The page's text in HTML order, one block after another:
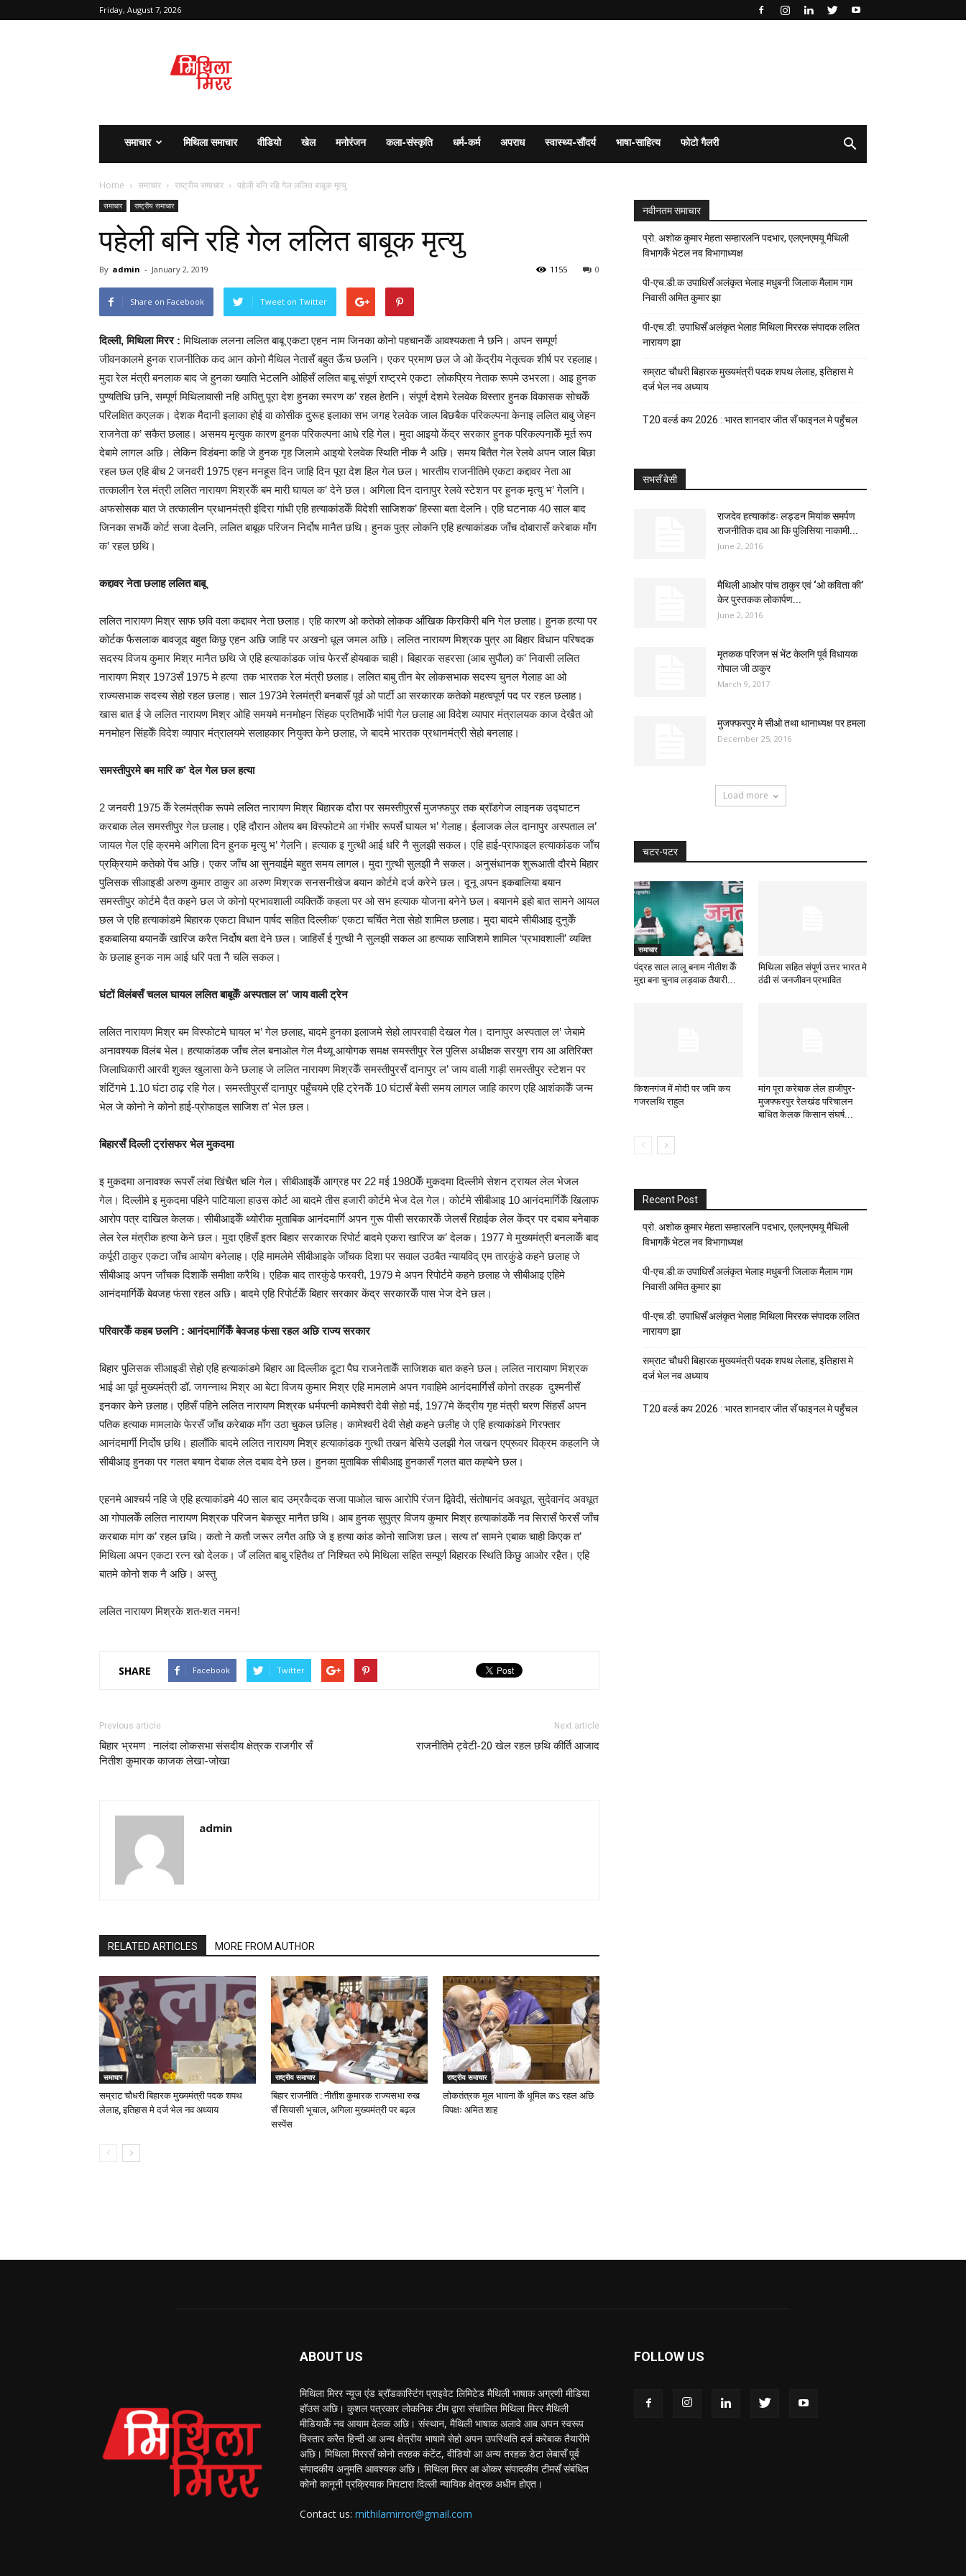
Friday, August 7, 2026
समाचार मिथिला समाचार वीडियो खेल मनोरंजन कला-संस्कृति धर्म-कर्म अपराध स्वास्थ्य-सौंदर्य भाषा-साहित्य फोटो गैलरी
Home समाचार राष्ट्रीय समाचार पहेली बनि रहि गेल ललित बाबूक मृत्यु
समाचार राष्ट्रीय समाचार
पहेली बनि रहि गेल ललित बाबूक मृत्यु
By admin - January 2, 2019 0
1155
Share on Facebook Tweet on Twitter
दिल्ली, मिथिला मिरर : मिथिलाक ललना ललित बाबू एकटा एहन नाम जिनका कोनो पहचानकेँ आवश्यकता नै छनि। अपन सम्पूर्ण
जीवनकालमे हुनक राजनीतिक कद आन कोनो मैथिल नेतासँ बहुत ऊँच छलनि। एकर प्रमाण छल जे ओ केंद्रीय नेतृत्वक शीर्ष पर रहलाह।
मुदा रेल मंत्री बनलाक बाद जे हुनका ख्याति भेटलनि ओहिसँ ललित बाबू संपूर्ण राष्ट्रमे एकटा लोकप्रिय नेताक रूपमे उभरला। आइ हुनक
पुण्यतिथि छनि, सम्पूर्ण मिथिलावासी नहि अपितु पूरा देश हुनका स्मरण क’ रहल हेतनि। संपूर्ण देशमे रेलवेक विस्तार हुनक विकासक सोचकेँ
परिलक्षित कएलक। देशक मैदानी इलाका होई वा कोसीक दुरूह इलाका सभ जगह रेलवेक जाल बिछबैक परिकल्पना केनाइ ललित बाबु जेहन
राजनेता क’ सकैत छलाह। असमय मृत्युक कारण हुनक परिकल्पना आधे रहि गेल। मुदा आइयो केंद्र सरकार हुनक परिकल्पनाकेँ मूर्त रूप
देबामे लागल अछि। लेकिन विडंबना कहि जे हुनक गृह जिलामे आइयो रेलवेक स्थिति नीक नै अछि। समय बितैत गेल रेलवे अपन जाल बिछा
रहल छल एहि बीच 2 जनवरी 1975 एहन मनहूस दिन जाहि दिन पूरा देश हिल गेल छल। भारतीय राजनीतिमे एकटा कद्दावर नेता आ
तत्‍कालीन रेल मंत्री ललित नारायण मिश्रकेँ बम मारी घायल क’ देने छल। अगिला दिन दानापुर रेलवे स्‍टेशन पर हुनक मृत्यु भ’ गेलनि।
अफसोसक बात जे तत्कालीन प्रधानमंत्री इंदिरा गांधी एहि हत्याकांडकेँ विदेशी साजिशक’ हिस्सा बता देलनि। एहि घटनाक 40 साल बाद
जिनका सभकेँ कोर्ट सजा देलनि, ललित बाबूक परिजन निर्दोष मानैत छथि। हुनक पुत्र लोकनि एहि हत्याकांडक जाँच दोबारासँ करेबाक माँग
क’ रहल छथि।
कद्दावर नेता छलाह ललित बाबू
ललित नारायण मिश्र साफ छवि वला कद्दावर नेता छलाह। एहि कारण ओ कतेको लोकक आँखिक किरकिरी बनि गेल छलाह। हुनक हत्‍या पर
कोर्टक फैसलाक बावजूद बहुत किछु एहन अछि जाहि पर अखनो धूल जमल अछि। ललित नारायण मिश्रक पुत्र आ बिहार विधान परिषदक
सदस्य विजय कुमार मिश्र मानैत छथि जे एहि हत्याकांडक जांच फेरसँ होयबाक चाही। बिहारक सहरसा (आब सुपौल) क’ निवासी ललित
नारायण मिश्र 1973सँ 1975 मे हत्‍या तक भारतक रेल मंत्री छलाह। ललित बाबु तीन बेर लोकसभाक सदस्य चुनल गेलाह आ ओ
राज्यसभाक सदस्य सेहो रहल छलाह। साल 1973मे रेलमंत्री बनबासँ पूर्व ओ पार्टी आ सरकारक कतेको महत्‍वपूर्ण पद पर रहल छलाह।
खास बात ई जे ललित नारायण मिश्र ओहि समयमे मनमोहन सिंहक प्रतिभाकेँ भांपी गेल छलाह आ विदेश व्यापार मंत्रालयक काज देखैत ओ
मनमोहन सिंहकेँ विदेश व्यापार मंत्रालयमे सलाहकार नियुक्त केने छलाह, जे बादमे भारतक प्रधानमंत्री सेहो बनलाह।
समस्‍तीपुरमे बम मारि क’ देल गेल छल हत्‍या
2 जनवरी 1975 केँ रेलमंत्रीक रूपमे ललित नारायण मिश्र बिहारक दौरा पर समस्तीपुरसँ मुजफ्फपुर तक ब्रॉडगेज लाइनक उद्घाटन
करबाक लेल समस्‍तीपुर गेल छलाह। एहि दौरान ओतय बम विस्फोटमे आ गंभीर रूपसँ घायल भ’ गेलाह। ईलाजक लेल दानापुर अस्पताल ल’
जायल गेल एहि क्रममे अगिला दिन हुनक मृत्यु भ’ गेलनि। हत्याक इ गुत्थी आई धरि नै सुलझी सकल। एहि हाई-प्राफाइल हत्याकांडक जाँच
प्रक्रियामे कतेको पेंच अछि। एकर जाँच आ सुनवाईमे बहुत समय लागल। मुदा गुत्थी सुलझी नै सकल। अनुसंधानक शुरूआती दौरमे बिहार
पुलिसक सीआइडी अरुण कुमार ठाकुर आ अरुण मिश्रक सनसनीखेज बयान कोर्टमे दर्ज करेने छल। दूनू अपन इकबालिया बयान
समस्तीपुर कोर्टमे दैत कहने छल जे कोनो प्रभावशाली व्यक्तिकेँ कहला पर ओ सभ हत्याक योजना बनेने छल। बयानमे इहो बात सामने आयल
छल जे एहि हत्याकांडमे बिहारक एकटा विधान पार्षद सहित दिल्लीक’ एकटा चर्चित नेता सेहो शामिल छलाह। मुदा बादमे सीबीआइ दुनुकेँ
इकबालिया बयानकेँ खारिज करैत निर्दोष बता देने छल। जाहिसँ ई गुत्‍थी नै सुलझी सकल आ हत्‍याक साजिशमे शामिल ‘प्रभावशाली’ व्‍यक्ति
के छलाह हुनक नाम आई धरि पता नै चलि सकल।
घंटों विलंबसँ चलल घायल ललित बाबूकेँ अस्‍पताल ल’ जाय वाली ट्रेन
ललित नारायण मिश्र बम विस्‍फोटमे घायल भ’ गेल छलाह, बादमे हुनका इलाजमे सेहो लापरवाही देखल गेल। दानापुर अस्‍पताल ल’ जेबामे
अनावश्‍यक विलंब भेल। हत्याकांडक जाँच लेल बनाओल गेल मैथ्यू आयोगक समक्ष समस्तीपुर रेल पुलिस अधीक्षक सरयुग राय आ अतिरिक्त
जिलाधिकारी आरवी शुक्ल खुलासा केने छलाह जे ललित नारायण मिश्रकेँ समस्तीपुरसँ दानापुर ल’ जाय वाली गाड़ी समस्तीपुर स्टेशन पर
शंटिंगमे 1.10 घंटा ठाढ़ रहि गेल। समस्‍तीपुरसँ दानापुर पहुँचयमे एहि ट्रेनकेँ 10 घंटासँ बेसी समय लागल जाहि कारण एहि आशंकाकेँ जन्म
भेल जे कोनो ने कोनो हाई-प्रोफाइल साजिश त’ भेल छल।
बिहारसँ दिल्‍ली ट्रांसफर भेल मुकदमा
इ मुकदमा अनावश्‍क रूपसँ लंबा खिंचैत चलि गेल। सीबीआइकेँ आग्रह पर 22 मई 1980केँ मुकदमा दिल्लीमे सेशन ट्रायल लेल भेजल
गेल। दिल्लीमे इ मुकदमा पहिने पाटियाला हाउस कोर्ट आ बादमे तीस हजारी कोर्टमे भेज देल गेल। कोर्टमे सीबीआइ 10 आनंदमार्गिकेँ खिलाफ
आरोप पत्र दाखिल केलक। सीबीआइकेँ थ्‍योरीक मुताबिक आनंदमार्गि अपन गुरू पीसी सरकारकेँ जेलसँ रिहाईक लेल केंद्र पर दबाव बनेबाक
लेल रेल मंत्रीक हत्या केने छल। मुदा एहिसँ इतर बिहार सरकारक रिपोर्ट बादमे एकरा खारिज क’ देलक। 1977 मे मुख्यमंत्री बनलाकेँ बाद
कर्पूरी ठाकुर एकटा जाँच आयोग बनेलाह। एहि मामलेमे सीबीआइके जाँचक दिशा पर सवाल उठबैत न्यायविद् एम तारकुंडे कहने छलाह जे
सीबीआइ अपन जाँचक दिशाकेँ समीक्षा करैथि। एहिक बाद तारकुंडे फरवरी, 1979 मे अपन रिपोर्टमे कहने छलाह जे सीबीआइ एहिमे
आनंदमार्गिकेँ बेवजह फंसा रहल अछि। बादमे एहि रिपोर्टकेँ बिहार सरकार केंद्र सरकारकेँ पास भेज देने छल।
परिवारकेँ कहब छलनि : आनंदमार्गिकेँ बेवजह फंसा रहल अछि राज्य सरकार
बिहार पुलिसक सीआइडी सेहो एहि हत्‍याकांडमे बिहार आ दिल्‍लीक दूटा पैघ राजनेताकेँ साजिशक बात कहने छल। ललित नारायाण मिश्रक
भाई आ पूर्व मुख्‍यमंत्री डॉ. जगन्नाथ मिश्र आ बेटा विजय कुमार मिश्र एहि मामलामे अपन गवाहिमे आनंदमार्गिसँ कोनो तरहक दुश्मनीसँ
इनकार केने छलाह। एहिसँ पहिने ललित नारायण मिश्रक धर्मपत्‍नी कामेश्वरी देवी सेहो मई, 1977मे केंद्रीय गृह मंत्री चरण सिंहसँ अपन
पतिक हत्याक मामलाके फेरसँ जाँच करेबाक माँग उठा चुकल छलिह। कामेश्वरी देवी सेहो कहने छलीह जे एहि हत्याकांडमे गिरफ्तार
आनंदमार्गी निर्दोष छथि। हालाँकि बादमे ललित नारायण मिश्र हत्‍याकांडक गुत्‍थी तखन बेसिये उलझी गेल जखन एप्रूवर विक्रम कहलनि जे
सीबीआइ हुनका पर गलत बयान देबाक लेल दबाव देने छल। हुनका मुताबिक सीबीआइ हुनकासँ गलत बात कह्बेने छल।
एहनमे आश्‍चर्य नहि जे एहि हत्याकांडमे 40 साल बाद उम्रकैदक सजा पाओल चारू आरोपि रंजन द्विवेदी, संतोषानंद अवधूत, सुदेवानंद अवधूत
आ गोपालकेँ ललित नारायण मिश्रक परिजन बेकसूर मानैत छथि। आब हुनक सुपुत्र विजय कुमार मिश्र हत्‍याकांडकेँ नव सिरासँ फेरसँ जाँच
करबाक मांग क’ रहल छथि। कतो ने कतौ जरूर लगैत अछि जे इ हत्या कांड कोनो साजिश छल। सत्य त’ सामने एबाक चाही किएक त’
मिथिला अपन एकटा रत्न खो देलक। जँ ललित बाबु रहितैथ त’ निश्चित रुपे मिथिला सहित सम्पूर्ण बिहारक स्थिति किछु आओर रहैत। एहि
बातमे कोनो शक नै अछि। अस्तु
ललित नारायण मिश्रके शत-शत नमन!
SHARE Facebook Twitter
Previous article
बिहार भ्रमण : नालंदा लोकसभा संसदीय क्षेत्रक राजगीर सँ
नितीश कुमारक काजक लेखा-जोखा
Next article
राजनीतिमे ट्वेटी-20 खेल रहल छथि कीर्ति आजाद
admin
RELATED ARTICLES MORE FROM AUTHOR
समाचार
सम्राट चौधरी बिहारक मुख्यमंत्री पदक शपथ
लेलाह, इतिहास मे दर्ज भेल नव अध्याय
राष्ट्रीय समाचार
बिहार राजनीति : नीतीश कुमारक राज्यसभा रुख
सँ सियासी भूचाल, अगिला मुख्यमंत्री पर बढ़ल
सस्पेंस
राष्ट्रीय समाचार
लोकतंत्रक मूल भावना केँ धूमिल कऽ रहल अछि
विपक्षः अमित शाह
नवीनतम समाचार
प्रो. अशोक कुमार मेहता सम्हारलनि पदभार, एलएनएमयू मैथिली
विभागकेँ भेटल नव विभागाध्यक्ष
पी-एच.डी.क उपाधिसँ अलंकृत भेलाह मधुबनी जिलाक मैलाम गाम
निवासी अमित कुमार झा
पी-एच.डी. उपाधिसँ अलंकृत भेलाह मिथिला मिररक संपादक ललित
नारायण झा
सम्राट चौधरी बिहारक मुख्यमंत्री पदक शपथ लेलाह, इतिहास मे
दर्ज भेल नव अध्याय
T20 वर्ल्ड कप 2026 : भारत शानदार जीत सँ फाइनल मे पहुँचल
सभसँ बेसी
राजदेव हत्याकांडः लड्डन मियांक समर्पण
राजनीतिक दाव आ कि पुलिसिया नाकामी...
June 2, 2016
मैथिली आओर पांच ठाकुर एवं ‘ओ कविता की’
केर पुस्तकक लोकार्पण...
June 2, 2016
मृतकक परिजन सं भेंट केलनि पूर्व विधायक
गोपाल जी ठाकुर
March 9, 2017
मुजफ्फरपुर मे सीओ तथा थानाध्यक्ष पर हमला
December 25, 2016
Load more
चटर-पटर
समाचार
पंद्रह साल लालू बनाम नीतीश केँ
मुद्दा बना चुनाव लड़वाक तैयारी...
मिथिला सहित संपूर्ण उत्तर भारत मे
ठंढी सं जनजीवन प्रभावित
किशनगंज में मोदी पर जमि कय
गजरलथि राहुल
मांग पूरा करेबाक लेल हाजीपुर-
मुजफ्फरपुर रेलखंड परिचालन
बाधित केलक किसान संघर्ष...
Recent Post
प्रो. अशोक कुमार मेहता सम्हारलनि पदभार, एलएनएमयू मैथिली
विभागकेँ भेटल नव विभागाध्यक्ष
पी-एच.डी.क उपाधिसँ अलंकृत भेलाह मधुबनी जिलाक मैलाम गाम
निवासी अमित कुमार झा
पी-एच.डी. उपाधिसँ अलंकृत भेलाह मिथिला मिररक संपादक ललित
नारायण झा
सम्राट चौधरी बिहारक मुख्यमंत्री पदक शपथ लेलाह, इतिहास मे
दर्ज भेल नव अध्याय
T20 वर्ल्ड कप 2026 : भारत शानदार जीत सँ फाइनल मे पहुँचल
ABOUT US
मिथिला मिरर न्यूज एंड ब्रॉडकास्टिंग प्राइवेट लिमिटेड मैथिली भाषाक अग्रणी मीडिया
हॉउस अछि। कुशल पत्रकार लोकनिक टीम द्वारा संचालित मिथिला मिरर मैथिली
मीडियाकेँ नव आयाम देलक अछि। संस्थान, मैथिली भाषाक अलावे आब अपन स्वरूप
विस्तार करैत हिन्दी आ अन्य क्षेत्रीय भाषामे सेहो अपन उपस्थिति दर्ज करेबाक तैयारीमे
अछि। मिथिला मिररसँ कोनो तरहक कंटेंट, वीडियो आ अन्य तरहक डेटा लेबासँ पूर्व
संपादकीय अनुमति आवश्यक अछि। मिथिला मिरर आ ओकर संपादकीय टीमसँ संबंधित
कोनो कानूनी प्रक्रियाक निपटारा दिल्ली न्यायिक क्षेत्रक अधीन होएत।
Contact us: mithilamirror@gmail.com
FOLLOW US